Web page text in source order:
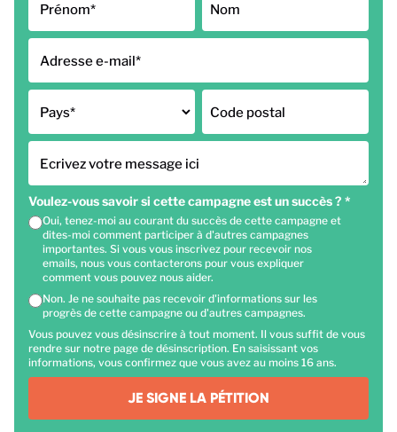
Prénom* Nom
Adresse e-mail*
Pays* Code postal
Ecrivez votre message ici
Voulez-vous savoir si cette campagne est un succès ? *
Oui, tenez-moi au courant du succès de cette campagne et
dites-moi comment participer à d'autres campagnes
importantes. Si vous vous inscrivez pour recevoir nos
emails, nous vous contacterons pour vous expliquer
comment vous pouvez nous aider.
Non. Je ne souhaite pas recevoir d'informations sur les
progrès de cette campagne ou d'autres campagnes.
Vous pouvez vous désinscrire à tout moment. Il vous suffit de vous
rendre sur notre page de désinscription. En saisissant vos
informations, vous confirmez que vous avez au moins 16 ans.
JE SIGNE LA PÉTITION